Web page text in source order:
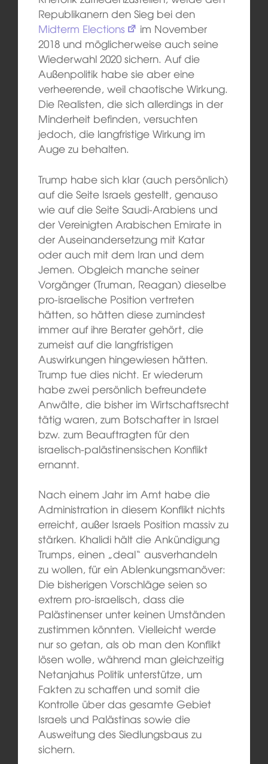
Republikanern den Sieg bei den
Midterm Elections
im November
2018 und möglicherweise auch seine
Wiederwahl 2020 sichern. Auf die
Außenpolitik habe sie aber eine
verheerende, weil chaotische Wirkung.
Die Realisten, die sich allerdings in der
Minderheit befinden, versuchten
jedoch, die langfristige Wirkung im
Auge zu behalten.
Trump habe sich klar (auch persönlich)
auf die Seite Israels gestellt, genauso
wie auf die Seite Saudi-Arabiens und
der Vereinigten Arabischen Emirate in
der Auseinandersetzung mit Katar
oder auch mit dem Iran und dem
Jemen. Obgleich manche seiner
Vorgänger (Truman, Reagan) dieselbe
pro-israelische Position vertreten
hätten, so hätten diese zumindest
immer auf ihre Berater gehört, die
zumeist auf die langfristigen
Auswirkungen hingewiesen hätten.
Trump tue dies nicht. Er wiederum
habe zwei persönlich befreundete
Anwälte, die bisher im Wirtschaftsrecht
tätig waren, zum Botschafter in Israel
bzw. zum Beauftragten für den
israelisch-palästinensischen Konflikt
ernannt.
Nach einem Jahr im Amt habe die
Administration in diesem Konflikt nichts
erreicht, außer Israels Position massiv zu
stärken. Khalidi hält die Ankündigung
Trumps, einen „deal“ ausverhandeln
zu wollen, für ein Ablenkungsmanöver:
Die bisherigen Vorschläge seien so
extrem pro-israelisch, dass die
Palästinenser unter keinen Umständen
zustimmen könnten. Vielleicht werde
nur so getan, als ob man den Konflikt
lösen wolle, während man gleichzeitig
Netanjahus Politik unterstütze, um
Fakten zu schaffen und somit die
Kontrolle über das gesamte Gebiet
Israels und Palästinas sowie die
Ausweitung des Siedlungsbaus zu
sichern.